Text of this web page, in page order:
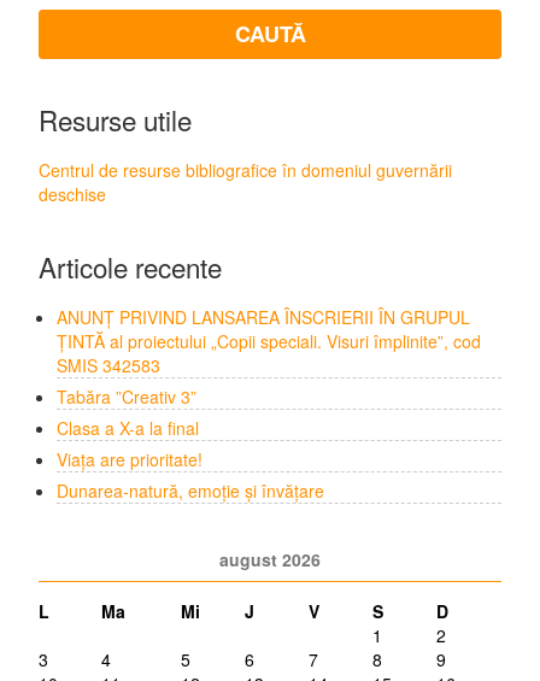
Resurse utile
Centrul de resurse bibliografice în domeniul guvernării
deschise
Articole recente
ANUNȚ PRIVIND LANSAREA ÎNSCRIERII ÎN GRUPUL
ȚINTĂ al proiectului „Copii speciali. Visuri împlinite”, cod
SMIS 342583
Tabăra ”Creativ 3”
Clasa a X-a la final
Viața are prioritate!
Dunarea-natură, emoție și învățare
august 2026
L Ma Mi J V S
D
1
2
3
4 5 6 7 8
9